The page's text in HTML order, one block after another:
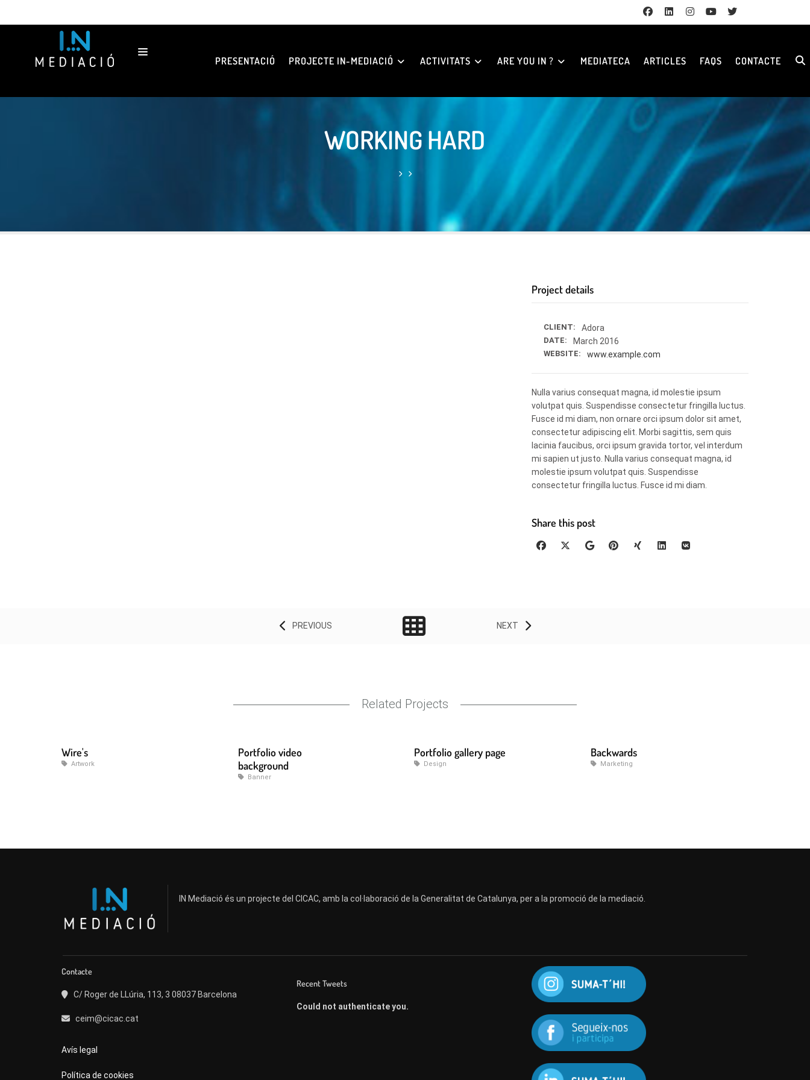
PRESENTACIÓ PROJECTE IN-MEDIACIÓ ACTIVITATS ARE YOU IN ? MEDIATECA ARTICLES FAQS CONTACTE
WORKING HARD
Project details
CLIENT: Adora
DATE: March 2016
WEBSITE: www.example.com
Nulla varius consequat magna, id molestie ipsum
volutpat quis. Suspendisse consectetur fringilla luctus.
Fusce id mi diam, non ornare orci ipsum dolor sit amet,
consectetur adipiscing elit. Morbi sagittis, sem quis
lacinia faucibus, orci ipsum gravida tortor, vel interdum
mi sapien ut justo. Nulla varius consequat magna, id
molestie ipsum volutpat quis. Suspendisse
consectetur fringilla luctus. Fusce id mi diam.
Share this post
PREVIOUS NEXT
Related Projects
Wire's
Artwork
Portfolio video
background
Banner
Portfolio gallery page
Design
Backwards
Marketing
IN Mediació és un projecte del CICAC, amb la col·laboració de la Generalitat de Catalunya, per a la promoció de la mediació.
Contacte
C/ Roger de LLúria, 113, 3 08037 Barcelona
ceim@cicac.cat
Avís legal
Política de cookies
Recent Tweets
Could not authenticate you.